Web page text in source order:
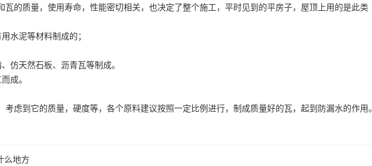
的质量，使用寿命，性能密切相关，也决定了整个施工，平时见到的平房子，屋顶上用的是此类
水泥等材料制成的；
仿天然石板、沥青瓦等制成。
成。
虑到它的质量，硬度等，各个原料建议按照一定比例进行，制成质量好的瓦，起到防漏水的作用。
么地方